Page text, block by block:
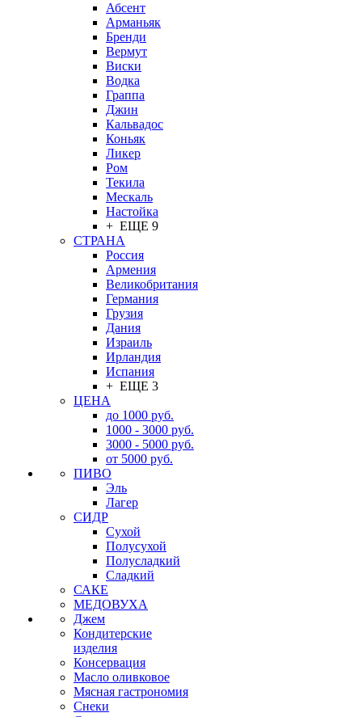
Абсент
Арманьяк
Бренди
Вермут
Виски
Водка
Граппа
Джин
Кальвадос
Коньяк
Ликер
Ром
Текила
Мескаль
Настойка
+ ЕЩЕ 9
СТРАНА
Россия
Армения
Великобритания
Германия
Грузия
Дания
Израиль
Ирландия
Испания
+ ЕЩЕ 3
ЦЕНА
до 1000 руб.
1000 - 3000 руб.
3000 - 5000 руб.
от 5000 руб.
ПИВО
Эль
Лагер
СИДР
Сухой
Полусухой
Полусладкий
Сладкий
САКЕ
МЕДОВУХА
Джем
Кондитерские
изделия
Консервация
Масло оливковое
Мясная гастрономия
Снеки